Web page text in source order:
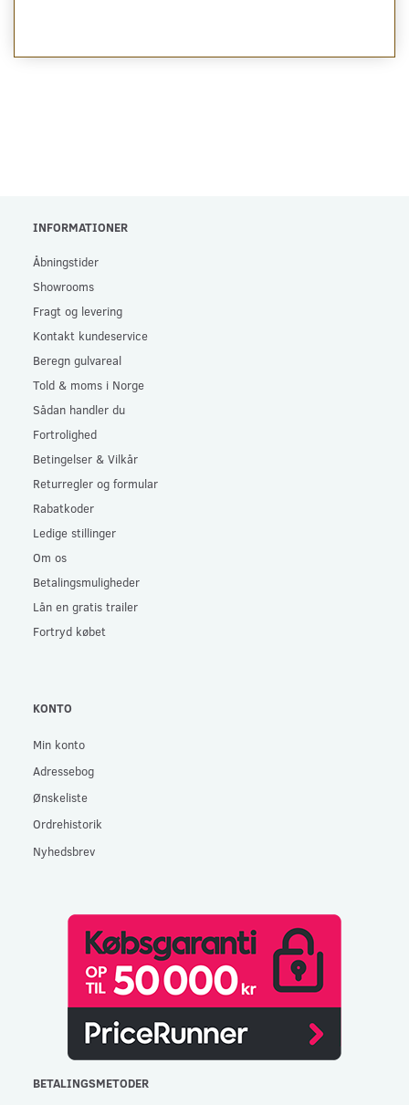
INFORMATIONER
Åbningstider
Showrooms
Fragt og levering
Kontakt kundeservice
Beregn gulvareal
Told & moms i Norge
Sådan handler du
Fortrolighed
Betingelser & Vilkår
Returregler og formular
Rabatkoder
Ledige stillinger
Om os
Betalingsmuligheder
Lån en gratis trailer
Fortryd købet
KONTO
Min konto
Adressebog
Ønskeliste
Ordrehistorik
Nyhedsbrev
BETALINGSMETODER